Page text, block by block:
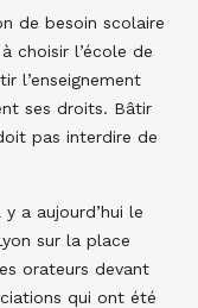
de besoin scolaire
choisir l’école de
l’enseignement
ses droits. Bâtir
pas interdire de
a aujourd’hui le
sur la place
orateurs devant
qui ont été